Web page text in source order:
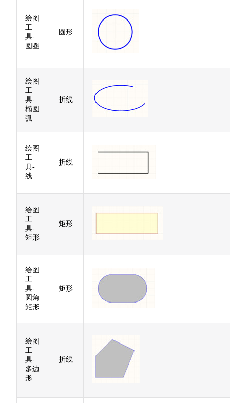
绘图
工
具-
圆圈
圆形
绘图
工
具-
椭圆
弧
折线
绘图
工
具-
线
折线
绘图
工
具-
矩形
矩形
绘图
工
具-
圆角
矩形
矩形
绘图
工
具-
多边
形
折线